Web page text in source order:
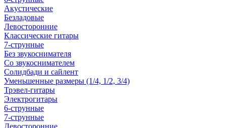
Акустические
Безладовые
Левосторонние
Классические гитары
7-струнные
Без звукоснимателя
Со звукоснимателем
Солидбади и сайлент
Уменьшенные размеры (1/4, 1/2, 3/4)
Трэвел-гитары
Электрогитары
6-струнные
7-струнные
Левосторонние